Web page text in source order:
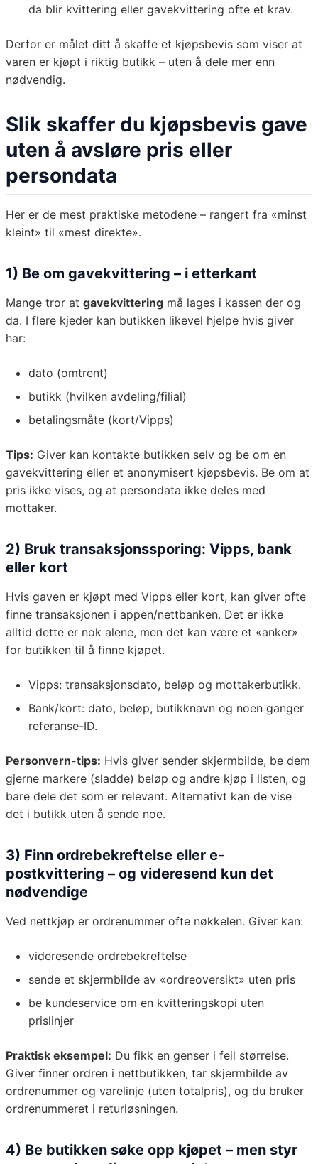
da blir kvittering eller gavekvittering ofte et krav.
Derfor er målet ditt å skaffe et kjøpsbevis som viser at
varen er kjøpt i riktig butikk – uten å dele mer enn
nødvendig.
Slik skaffer du kjøpsbevis gave
uten å avsløre pris eller
persondata
Her er de mest praktiske metodene – rangert fra «minst
kleint» til «mest direkte».
1) Be om gavekvittering – i etterkant
Mange tror at gavekvittering må lages i kassen der og
da. I flere kjeder kan butikken likevel hjelpe hvis giver
har:
dato (omtrent)
butikk (hvilken avdeling/filial)
betalingsmåte (kort/Vipps)
Tips: Giver kan kontakte butikken selv og be om en
gavekvittering eller et anonymisert kjøpsbevis. Be om at
pris ikke vises, og at persondata ikke deles med
mottaker.
2) Bruk transaksjonssporing: Vipps, bank
eller kort
Hvis gaven er kjøpt med Vipps eller kort, kan giver ofte
finne transaksjonen i appen/nettbanken. Det er ikke
alltid dette er nok alene, men det kan være et «anker»
for butikken til å finne kjøpet.
Vipps: transaksjonsdato, beløp og mottakerbutikk.
Bank/kort: dato, beløp, butikknavn og noen ganger
referanse-ID.
Personvern-tips: Hvis giver sender skjermbilde, be dem
gjerne markere (sladde) beløp og andre kjøp i listen, og
bare dele det som er relevant. Alternativt kan de vise
det i butikk uten å sende noe.
3) Finn ordrebekreftelse eller e-
postkvittering – og videresend kun det
nødvendige
Ved nettkjøp er ordrenummer ofte nøkkelen. Giver kan:
videresende ordrebekreftelse
sende et skjermbilde av «ordreoversikt» uten pris
be kundeservice om en kvitteringskopi uten
prislinjer
Praktisk eksempel: Du fikk en genser i feil størrelse.
Giver finner ordren i nettbutikken, tar skjermbilde av
ordrenummer og varelinje (uten totalpris), og du bruker
ordrenummeret i returløsningen.
4) Be butikken søke opp kjøpet – men styr